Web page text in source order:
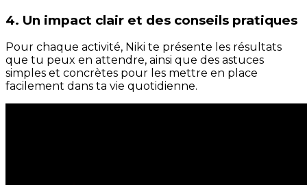
4. Un impact clair et des conseils pratiques
Pour chaque activité, Niki te présente les résultats
que tu peux en attendre, ainsi que des astuces
simples et concrètes pour les mettre en place
facilement dans ta vie quotidienne.